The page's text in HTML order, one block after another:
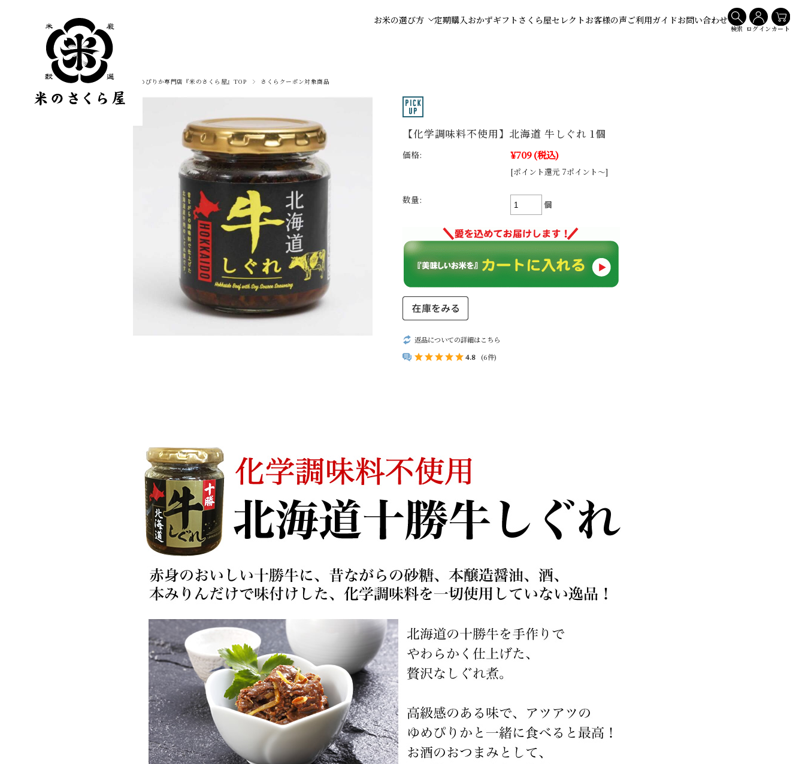
お米の選び方 定期購入おかずギフト さくら屋セレクト お客様の声ご利用ガイドお問い合わせ
検索 ログイン カート
ゆめぴりか専門店『米のさくら屋』TOP さくらクーポン対象商品
【化学調味料不使用】北海道 牛しぐれ 1個
価格: ¥709(税込)
[ポイント還元 7ポイント～]
数量: 個
返品についての詳細はこちら
4.8 (6件)